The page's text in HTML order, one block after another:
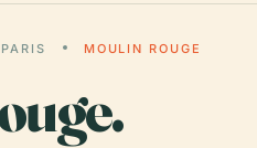
PARIS MOULIN ROUGE